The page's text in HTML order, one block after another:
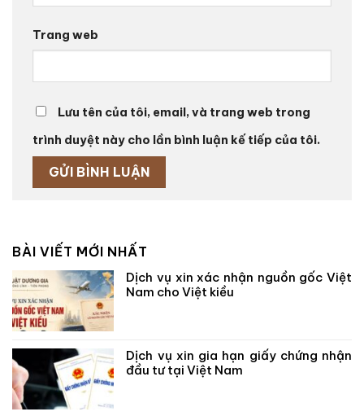
Trang web
Lưu tên của tôi, email, và trang web trong
trình duyệt này cho lần bình luận kế tiếp của tôi.
BÀI VIẾT MỚI NHẤT
Dịch vụ xin xác nhận nguồn gốc Việt
Nam cho Việt kiều
Dịch vụ xin gia hạn giấy chứng nhận
đầu tư tại Việt Nam